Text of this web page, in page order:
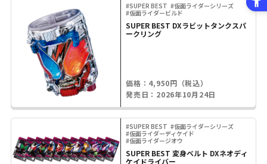
#SUPER BEST #仮面ライダーシリーズ
#仮面ライダービルド
SUPER BEST DXラビットタンクスパ
ークリング
価格：4,950円（税込）
発売日：2026年10月24日
#SUPER BEST #仮面ライダーシリーズ
#仮面ライダーディケイド
#仮面ライダージオウ
SUPER BEST 変身ベルト DXネオディ
ケイドライバー